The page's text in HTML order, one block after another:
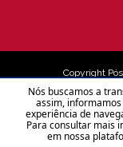
Copyright
Nós buscamos a
assim,
experiência de
Para consultar mais
em nossa